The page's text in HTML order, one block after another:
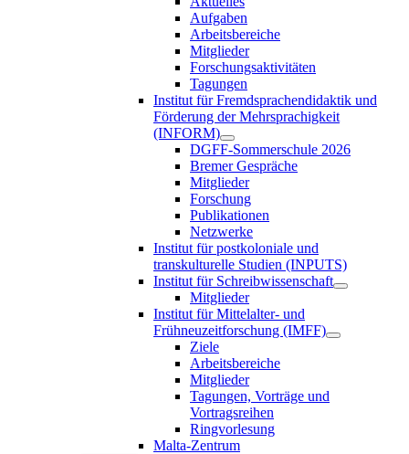
Aufgaben
Arbeitsbereiche
Mitglieder
Forschungsaktivitäten
Tagungen
Institut für Fremdsprachendidaktik und
Förderung der Mehrsprachigkeit
(INFORM)
DGFF-Sommerschule 2026
Bremer Gespräche
Mitglieder
Forschung
Publikationen
Netzwerke
Institut für postkoloniale und
transkulturelle Studien (INPUTS)
Institut für Schreibwissenschaft
Mitglieder
Institut für Mittelalter- und
Frühneuzeitforschung (IMFF)
Ziele
Arbeitsbereiche
Mitglieder
Tagungen, Vorträge und
Vortragsreihen
Ringvorlesung
Malta-Zentrum